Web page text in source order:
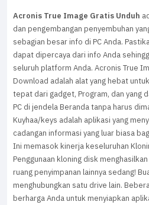
Acronis True Image Gratis Unduh
dan pengembangan penyembuhan
sebagian besar info di PC Anda.
dapat dipercaya dari info Anda
seluruh platform Anda. Acronis True
Download adalah alat yang hebat
tepat dari gadget, Program, dan yang
PC di jendela Beranda tanpa harus
Kuyhaa/keys adalah aplikasi yang
cadangan informasi yang luar biasa
Ini memasok kinerja keseluruhan
Penggunaan kloning disk
ruang penyimpanan lainnya sedang!
menghubungkan satu drive lain.
berharga Anda untuk menyiapkan